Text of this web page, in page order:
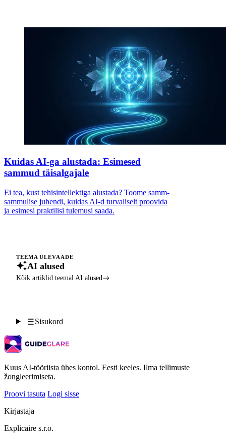
Kuidas AI-ga alustada: Esimesed
sammud täisalgajale
Ei tea, kust tehisintellektiga alustada? Toome samm-
sammulise juhendi, kuidas AI-d turvaliselt proovida
ja esimesi praktilisi tulemusi saada.
TEEMA ÜLEVAADE
AI alused
Kõik artiklid teemal AI alused
Sisukord
Kuus AI-tööriista ühes kontol. Eesti keeles. Ilma tellimuste
žongleerimiseta.
Proovi tasuta Logi sisse
Kirjastaja
Explicaire s.r.o.